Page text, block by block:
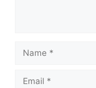
Name
Email